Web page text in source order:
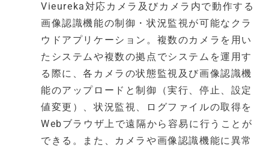
Vieureka対応カメラ及びカメラ内で動作する
画像認識機能の制御・状況監視が可能なクラ
ウドアプリケーション。複数のカメラを用い
たシステムや複数の拠点でシステムを運用す
る際に、各カメラの状態監視及び画像認識機
能のアップロードと制御（実行、停止、設定
値変更）、状況監視、ログファイルの取得を
Webブラウザ上で遠隔から容易に行うことが
できる。また、カメラや画像認識機能に異常